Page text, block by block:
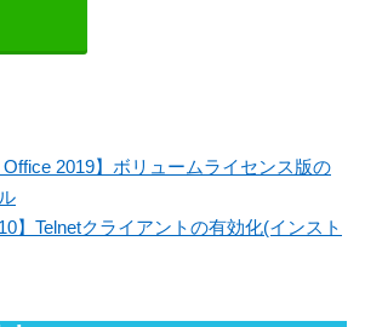
Office 2019】ボリュームライセンス版の
】Telnetクライアントの有効化(インスト